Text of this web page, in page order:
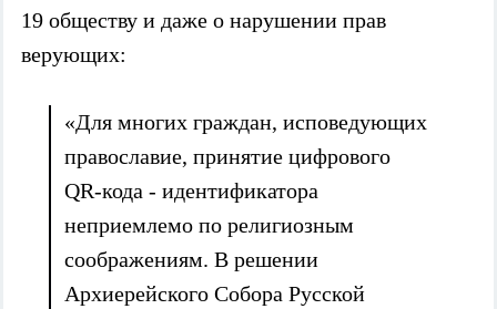
19 обществу и даже о нарушении прав
верующих:
«Для многих граждан, исповедующих
православие, принятие цифрового
QR-кода - идентификатора
неприемлемо по религиозным
соображениям. В решении
Архиерейского Собора Русской